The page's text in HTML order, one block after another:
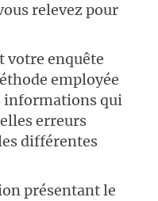
relevez pour
votre enquête
employée
informations qui
erreurs
différentes
présentant le